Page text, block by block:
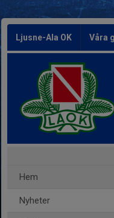
Ljusne-Ala OK Våra
Hem
Nyheter